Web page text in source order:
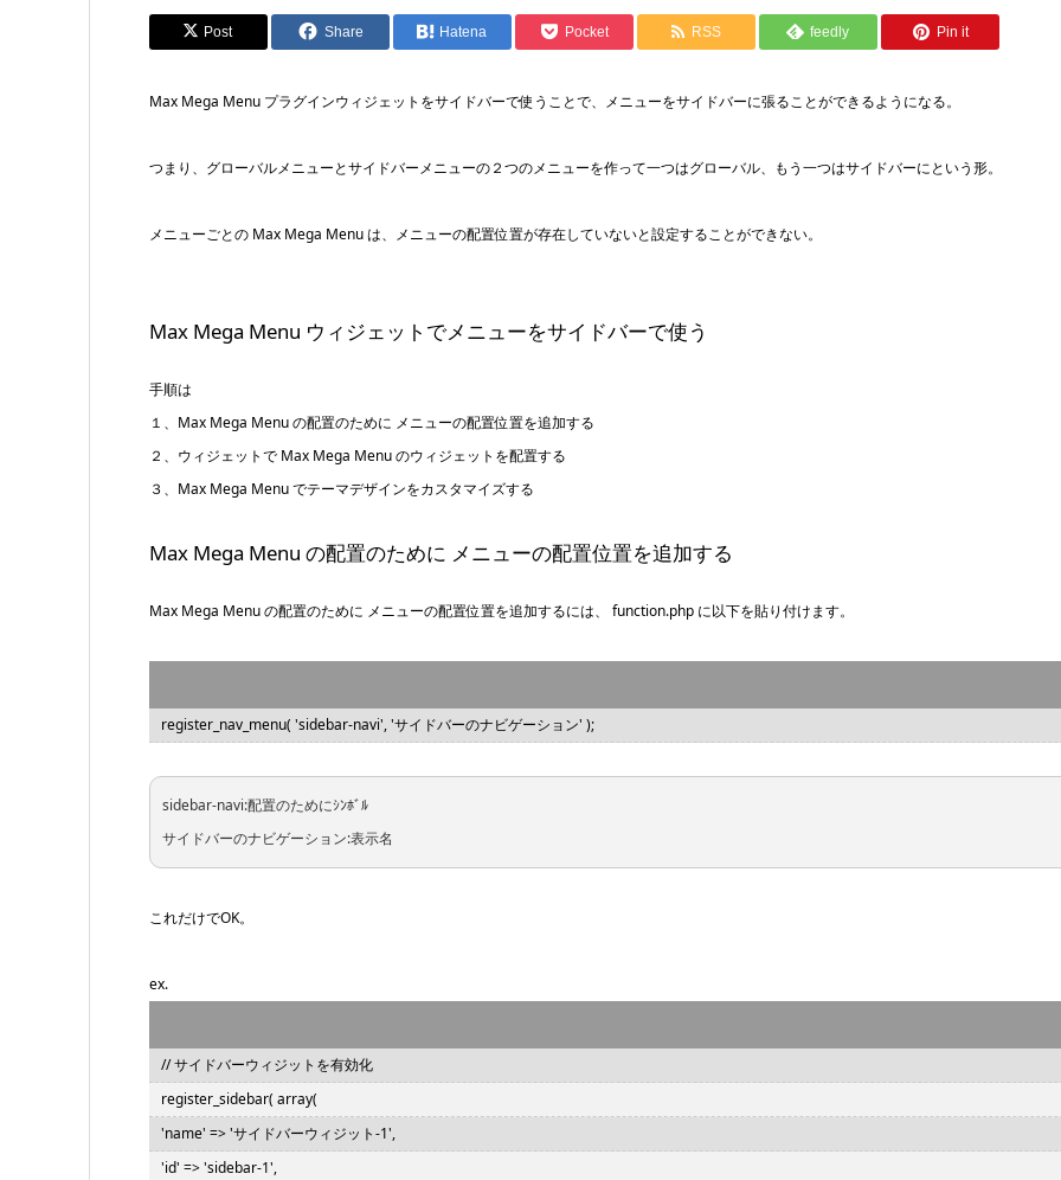
Post Share Hatena Pocket RSS feedly Pin it
Max Mega Menu プラグインウィジェットをサイドバーで使うことで、メニューをサイドバーに張ることができるようになる。
つまり、グローバルメニューとサイドバーメニューの２つのメニューを作って一つはグローバル、もう一つはサイドバーにという形。
メニューごとの Max Mega Menu は、メニューの配置位置が存在していないと設定することができない。
Max Mega Menu ウィジェットでメニューをサイドバーで使う
手順は
１、Max Mega Menu の配置のために メニューの配置位置を追加する
２、ウィジェットで Max Mega Menu のウィジェットを配置する
３、Max Mega Menu でテーマデザインをカスタマイズする
Max Mega Menu の配置のために メニューの配置位置を追加する
Max Mega Menu の配置のために メニューの配置位置を追加するには、 function.php に以下を貼り付けます。
register_nav_menu( 'sidebar-navi', 'サイドバーのナビゲーション' );
sidebar-navi:配置のためにｼﾝﾎﾞﾙ
サイドバーのナビゲーション:表示名
これだけでOK。
ex.
// サイドバーウィジットを有効化
register_sidebar( array(
'name' => 'サイドバーウィジット-1',
'id' => 'sidebar-1',